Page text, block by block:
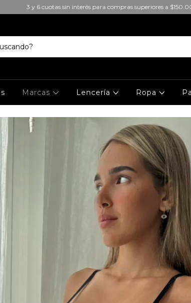
3 y 6 cuotas sin interés para compras superiores a
Marcas Lencería Ropa